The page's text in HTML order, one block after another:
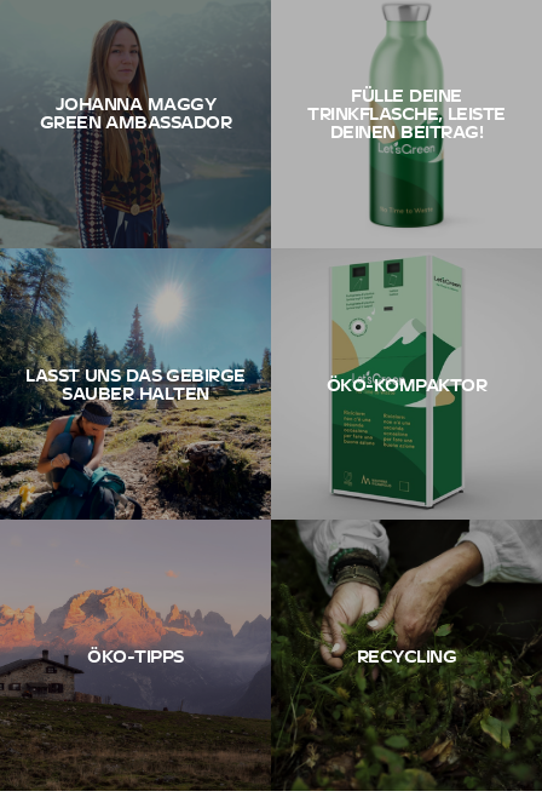
JOHANNA MAGGY
GREEN AMBASSADOR
FÜLLE DEINE
TRINKFLASCHE, LEISTE
DEINEN BEITRAG!
LASST UNS DAS GEBIRGE
SAUBER HALTEN
ÖKO-KOMPAKTOR
ÖKO-TIPPS RECYCLING